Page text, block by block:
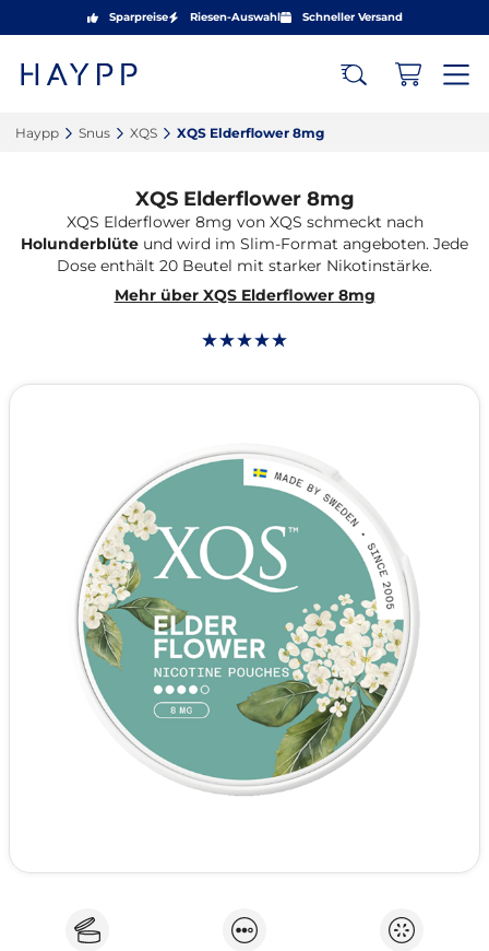
Sparpreise Riesen-Auswahl Schneller Versand
Haypp‎ Snus‎ XQS‎ XQS Elderflower 8mg‎
XQS Elderflower 8mg
XQS Elderflower 8mg von XQS schmeckt nach
Holunderblüte und wird im Slim-Format angeboten. Jede
Dose enthält 20 Beutel mit starker Nikotinstärke.
Mehr über XQS Elderflower 8mg